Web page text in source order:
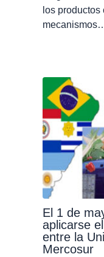
los
El 1 de
aplicarse
entre la
Mercosur